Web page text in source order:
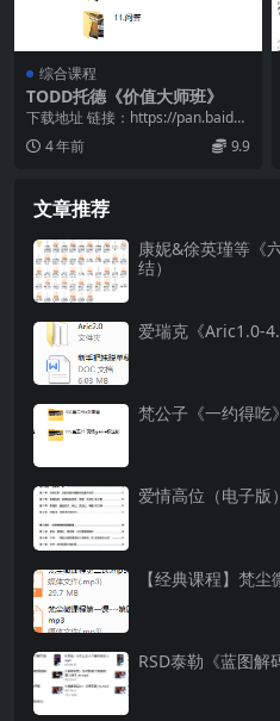
综合课程
TODD托德《价值大师班》
下载地址 链接：https://pan.baidu.
com/s/1TfKgVBd...
4 年前 9.9
文章推荐
康妮&徐英瑾等《
结）
爱瑞克《Aric1.0-
梵公子《一约得吃》
爱情高位（电子版）
【经典课程】梵尘
RSD泰勒《蓝图解